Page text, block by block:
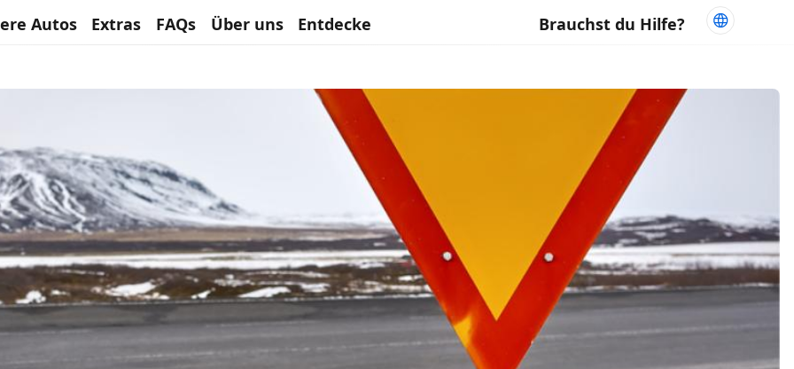
Autos Extras FAQs Über uns Entdecke Brauchst du Hilfe?